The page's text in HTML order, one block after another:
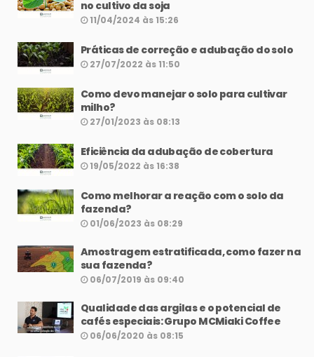
no cultivo da soja
11/04/2024 às 15:26
Práticas de correção e adubação do solo
27/07/2022 às 11:50
Como devo manejar o solo para cultivar
milho?
27/01/2023 às 08:13
Eficiência da adubação de cobertura
19/05/2022 às 16:38
Como melhorar a reação com o solo da
fazenda?
01/06/2023 às 08:29
Amostragem estratificada, como fazer na
sua fazenda?
06/07/2019 às 09:40
Qualidade das argilas e o potencial de
cafés especiais: Grupo MCMiaki Coffee
06/06/2020 às 08:15